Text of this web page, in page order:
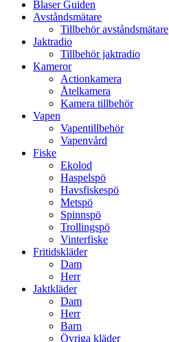
Blaser Guiden
Avståndsmätare
Tillbehör avståndsmätare
Jaktradio
Tillbehör jaktradio
Kameror
Actionkamera
Åtelkamera
Kamera tillbehör
Vapen
Vapentillbehör
Vapenvård
Fiske
Ekolod
Haspelspö
Havsfiskespö
Metspö
Spinnspö
Trollingspö
Vinterfiske
Fritidskläder
Dam
Herr
Jaktkläder
Dam
Herr
Barn
Övriga kläder